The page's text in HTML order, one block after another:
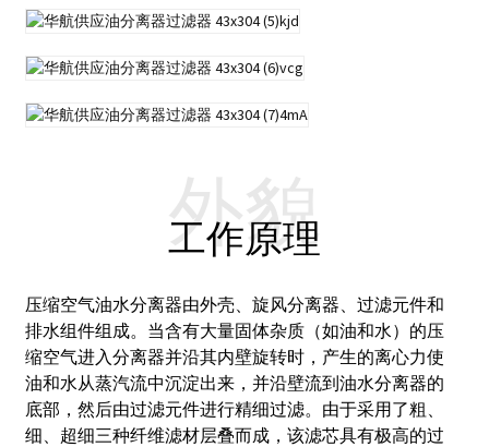
工作原理
外貌
压缩空气油水分离器由外壳、旋风分离器、过滤元件和
排水组件组成。 当含有大量固体杂质（如油和水）的压
缩空气进入分离器并沿其内壁旋转时，产生的离心力使
油和水从蒸汽流中沉淀出来，并沿壁流到油水分离器的
底部，然后由过滤元件进行精细过滤。 由于采用了粗、
细、超细三种纤维滤材层叠而成，该滤芯具有极高的过